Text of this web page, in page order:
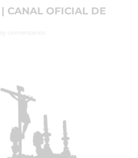
CANAL OFICIAL DE